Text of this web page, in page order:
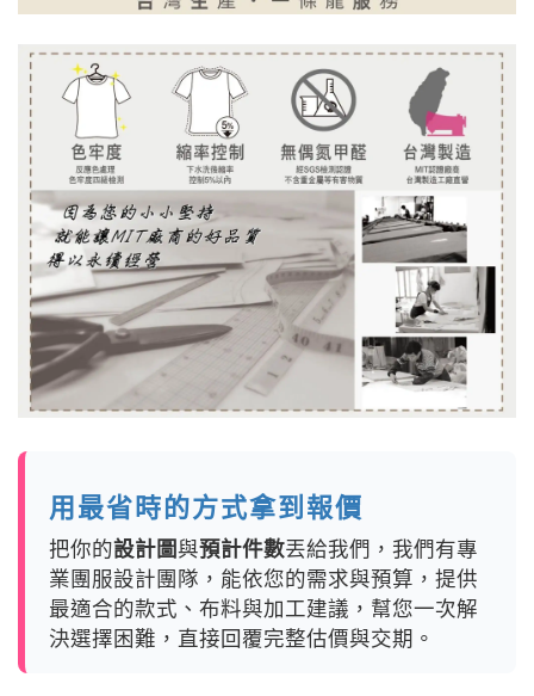
用最省時的方式拿到報價
把你的設計圖與預計件數丟給我們，我們有專
業團服設計團隊，能依您的需求與預算，提供
最適合的款式、布料與加工建議，幫您一次解
決選擇困難，直接回覆完整估價與交期。